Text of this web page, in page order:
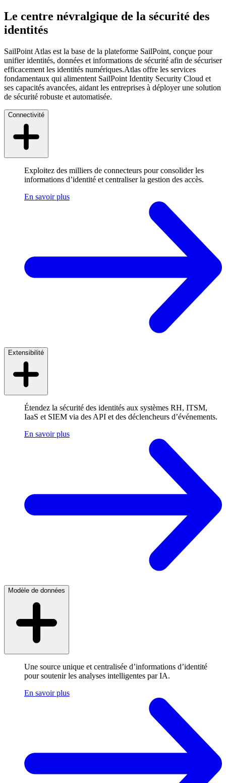
Le centre névralgique de la sécurité des
identités
SailPoint Atlas est la base de la plateforme SailPoint, conçue pour
unifier identités, données et informations de sécurité afin de sécuriser
efficacement les identités numériques.Atlas offre les services
fondamentaux qui alimentent SailPoint Identity Security Cloud et
ses capacités avancées, aidant les entreprises à déployer une solution
de sécurité robuste et automatisée.
Connectivité
Exploitez des milliers de connecteurs pour consolider les
informations d’identité et centraliser la gestion des accès.
En savoir plus
Extensibilité
Étendez la sécurité des identités aux systèmes RH, ITSM,
IaaS et SIEM via des API et des déclencheurs d’événements.
En savoir plus
Modèle de données
Une source unique et centralisée d’informations d’identité
pour soutenir les analyses intelligentes par IA.
En savoir plus